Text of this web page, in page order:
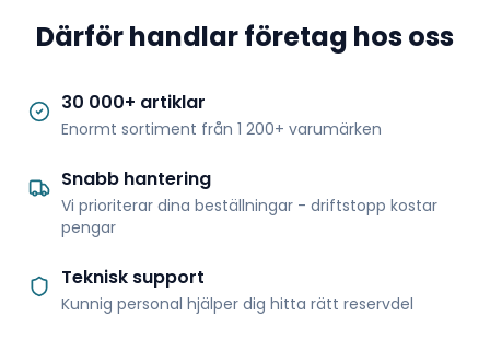
Därför handlar företag hos oss
30 000+ artiklar
Enormt sortiment från 1 200+ varumärken
Snabb hantering
Vi prioriterar dina beställningar - driftstopp kostar
pengar
Teknisk support
Kunnig personal hjälper dig hitta rätt reservdel